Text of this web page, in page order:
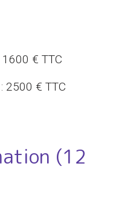
€ TTC
2500 € TTC
(12